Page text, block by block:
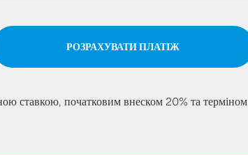
РОЗРАХУВАТИ ПЛАТІЖ
ставкою, початковим внеском 20% та терміном